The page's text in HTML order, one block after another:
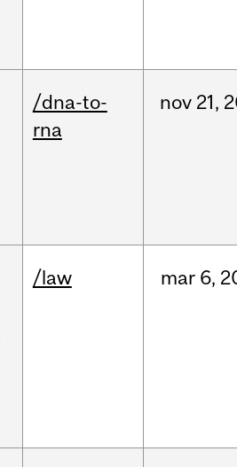
/dna-to-
rna
nov 21,
/law mar 6,